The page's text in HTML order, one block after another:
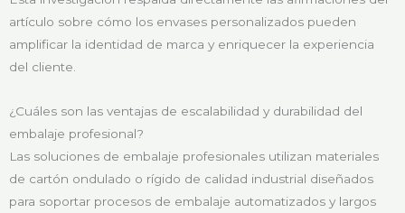
artículo sobre cómo los envases personalizados pueden
amplificar la identidad de marca y enriquecer la experiencia
del cliente.
¿Cuáles son las ventajas de escalabilidad y durabilidad del
embalaje profesional?
Las soluciones de embalaje profesionales utilizan materiales
de cartón ondulado o rígido de calidad industrial diseñados
para soportar procesos de embalaje automatizados y largos